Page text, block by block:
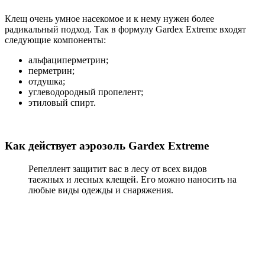
Клещ очень умное насекомое и к нему нужен более
радикальный подход. Так в формулу Gardex Extreme входят
следующие компоненты:
альфациперметрин;
перметрин;
отдушка;
углеводородный пропелент;
этиловый спирт.
Как действует аэрозоль Gardex Extreme
Репеллент защитит вас в лесу от всех видов
таежных и лесных клещей. Его можно наносить на
любые виды одежды и снаряжения.